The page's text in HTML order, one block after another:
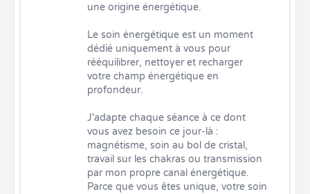
une origine énergétique.
Le soin énergétique est un moment
dédié uniquement à vous pour
rééquilibrer, nettoyer et recharger
votre champ énergétique en
profondeur.
J'adapte chaque séance à ce dont
vous avez besoin ce jour-là :
magnétisme, soin au bol de cristal,
travail sur les chakras ou transmission
par mon propre canal énergétique.
Parce que vous êtes unique, votre soin